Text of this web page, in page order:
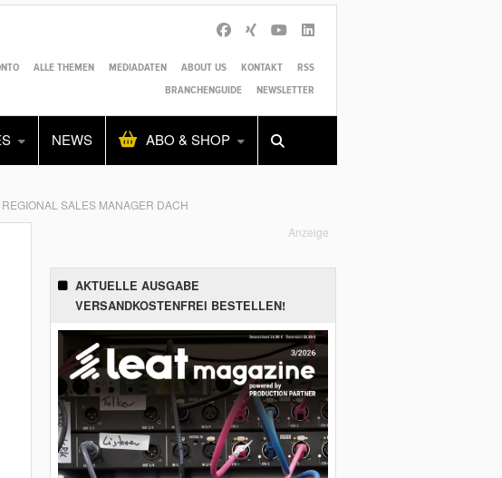
ALLE THEMEN MEDIADATEN ABOUT US KONTAKT
RSS
BRANCHENGUIDE
NEWSLETTER
NEWS ABO & SHOP
Alles Shop SUCHEN
SALES MANAGER DACH
Anzeige
AKTUELLE AUSGABE
VERSANDKOSTENFREI BESTELLEN!